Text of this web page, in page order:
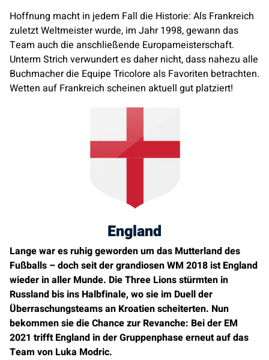
Hoffnung macht in jedem Fall die Historie: Als Frankreich
zuletzt Weltmeister wurde, im Jahr 1998, gewann das
Team auch die anschließende Europameisterschaft.
Unterm Strich verwundert es daher nicht, dass nahezu alle
Buchmacher die Equipe Tricolore als Favoriten betrachten.
Wetten auf Frankreich scheinen aktuell gut platziert!
England
Lange war es ruhig geworden um das Mutterland des
Fußballs – doch seit der grandiosen WM 2018 ist England
wieder in aller Munde. Die Three Lions stürmten in
Russland bis ins Halbfinale, wo sie im Duell der
Überraschungsteams an Kroatien scheiterten. Nun
bekommen sie die Chance zur Revanche: Bei der EM
2021 trifft England in der Gruppenphase erneut auf das
Team von Luka Modric.